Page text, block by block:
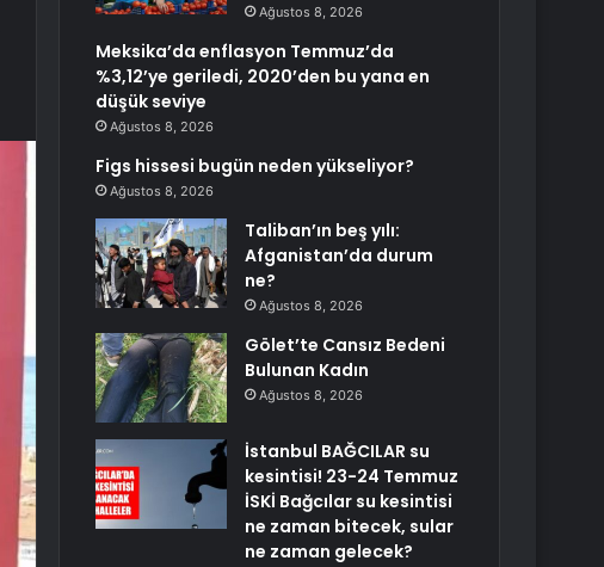
Ağustos 8, 2026
Meksika’da enflasyon Temmuz’da
%3,12’ye geriledi, 2020’den bu yana en
düşük seviye
Ağustos 8, 2026
Figs hissesi bugün neden yükseliyor?
Ağustos 8, 2026
Taliban’ın beş yılı:
Afganistan’da durum
ne?
Ağustos 8, 2026
Gölet’te Cansız Bedeni
Bulunan Kadın
Ağustos 8, 2026
İstanbul BAĞCILAR su
kesintisi! 23-24 Temmuz
İSKİ Bağcılar su kesintisi
ne zaman bitecek, sular
ne zaman gelecek?